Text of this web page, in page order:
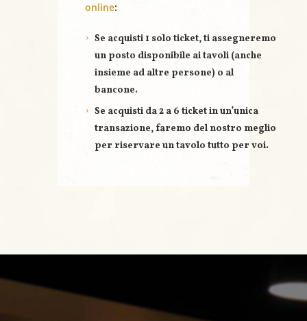
online:
Se acquisti 1 solo ticket, ti assegneremo
un posto disponibile ai tavoli (anche
insieme ad altre persone) o al
bancone.
Se acquisti da 2 a 6 ticketin un’unica
transazione, faremo del nostro meglio
per riservare untavolo tutto per voi.